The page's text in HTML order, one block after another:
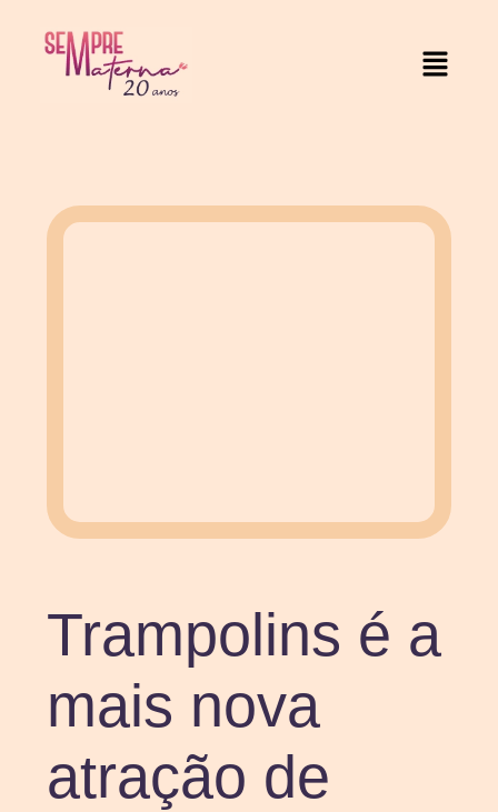
Trampolins é a
mais nova
atração de